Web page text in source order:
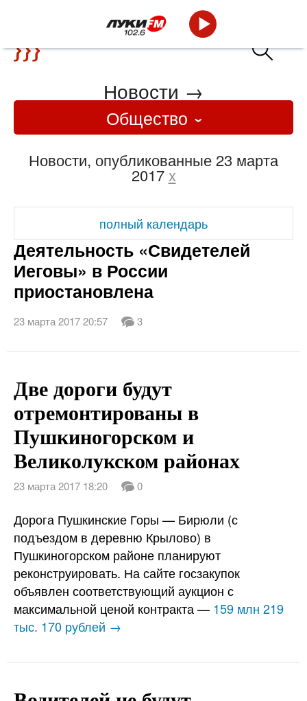
Новости →
Общество
Новости, опубликованные 23 марта
2017 x
полный календарь
Деятельность «Свидетелей
Иеговы» в России
приостановлена
23 марта 2017 20:57 3
Две дороги будут
отремонтированы в
Пушкиногорском и
Великолукском районах
23 марта 2017 18:20 0
Дорога Пушкинские Горы — Бирюли (с
подъездом в деревню Крылово) в
Пушкиногорском районе планируют
реконструировать. На сайте госзакупок
объявлен соответствующий аукцион с
максимальной ценой контракта — 159 млн 219
тыс. 170 рублей →